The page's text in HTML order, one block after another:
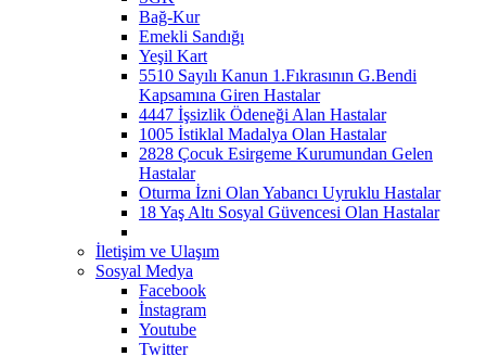
Bağ-Kur
Emekli Sandığı
Yeşil Kart
5510 Sayılı Kanun 1.Fıkrasının G.Bendi
Kapsamına Giren Hastalar
4447 İşsizlik Ödeneği Alan Hastalar
1005 İstiklal Madalya Olan Hastalar
2828 Çocuk Esirgeme Kurumundan Gelen
Hastalar
Oturma İzni Olan Yabancı Uyruklu Hastalar
18 Yaş Altı Sosyal Güvencesi Olan Hastalar
İletişim ve Ulaşım
Sosyal Medya
Facebook
İnstagram
Youtube
Twitter